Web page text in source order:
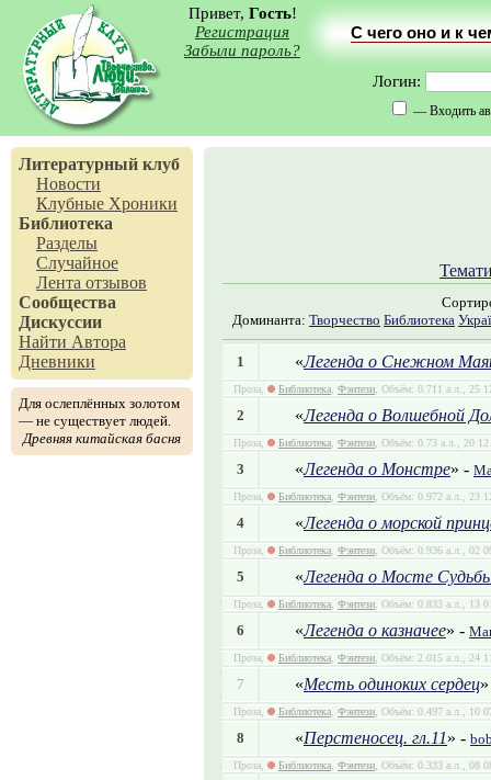
Привет, Гость!
Регистрация
Забыли пароль?
С чего оно и к
Логин:
— Входить
Литературный клуб
Новости
Клубные Хроники
Библиотека
Разделы
Случайное
Лента отзывов
Сообщества
Дискуссии
Найти Автора
Дневники
Для ослеплённых золотом
— не существует людей.
Древняя китайская басня
Доминанта: Творчество Библиотека
1 «Легенда о Снежном
Проза, Библиотека Фэнтези , Объём: 0.711 а.л., 25
2 «Легенда о Волшебной
Проза, Библиотека Фэнтези , Объём: 0.73 а.л., 20
3 «Легенда о Монстре» -
Проза, Библиотека Фэнтези , Объём: 0.972 а.л., 23
4 «Легенда о морской
Проза, Библиотека Фэнтези , Объём: 0.936 а.л., 02
5 «Легенда о Мосте
Проза, Библиотека Фэнтези , Объём: 0.833 а.л., 13
6 «Легенда о казначее» -
Проза, Библиотека Фэнтези , Объём: 2.015 а.л., 24
7 «Месть одиноких сердец
Проза, Библиотека Фэнтези , Объём: 0.497 а.л., 10
8 «Перстеносец. гл.11» -
Проза, Библиотека Фэнтези , Объём: 0.333 а.л., 08